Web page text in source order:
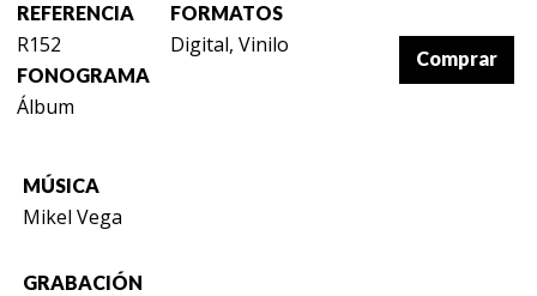
REFERENCIA
R152
FORMATOS
Digital, Vinilo
FONOGRAMA
Álbum
Comprar
MÚSICA
Mikel Vega
GRABACIÓN